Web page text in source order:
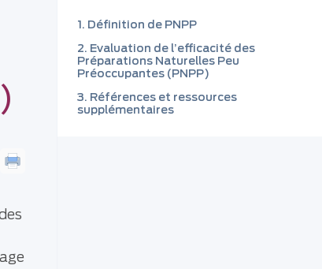
Définition de PNPP
Evaluation de l’efficacité des
Préparations Naturelles Peu
Préoccupantes (PNPP)
Références et ressources
supplémentaires